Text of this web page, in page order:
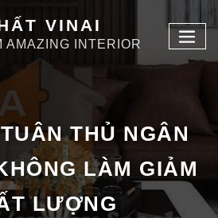
VINAI
AMAZING INTERIOR
THỦ NGÂN
LÀM GIẢM
LƯỢNG